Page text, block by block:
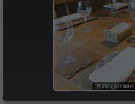
Bild hochladen